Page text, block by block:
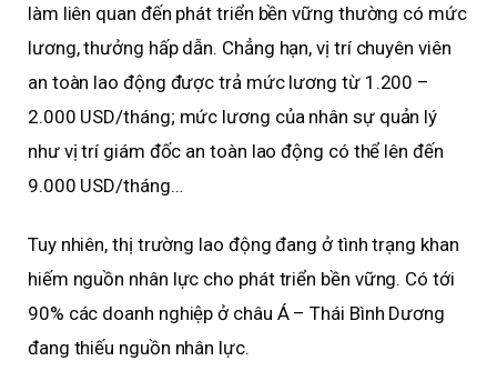
làm liên quan đến phát triển bền vững thường có mức
lương, thưởng hấp dẫn. Chẳng hạn, vị trí chuyên viên
an toàn lao động được trả mức lương từ 1.200 –
2.000 USD/tháng; mức lương của nhân sự quản lý
như vị trí giám đốc an toàn lao động có thể lên đến
9.000 USD/tháng…
Tuy nhiên, thị trường lao động đang ở tình trạng khan
hiếm nguồn nhân lực cho phát triển bền vững. Có tới
90% các doanh nghiệp ở châu Á – Thái Bình Dương
đang thiếu nguồn nhân lực.